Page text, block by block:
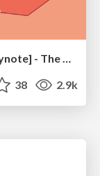
[Rails World 2023 - Day 1 Closing Keynote] - The Magic of Rails
38 2.9k